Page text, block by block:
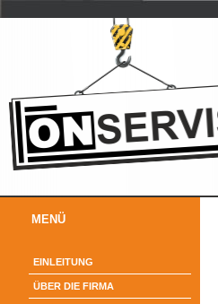
MENÜ
EINLEITUNG
ÜBER DIE FIRMA